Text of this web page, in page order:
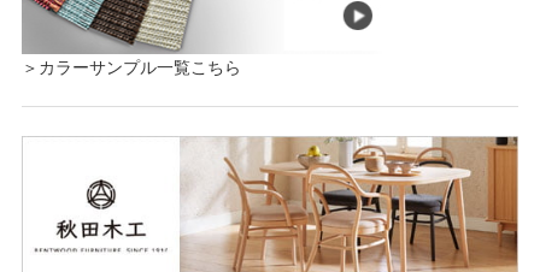
＞カラーサンプル一覧こちら